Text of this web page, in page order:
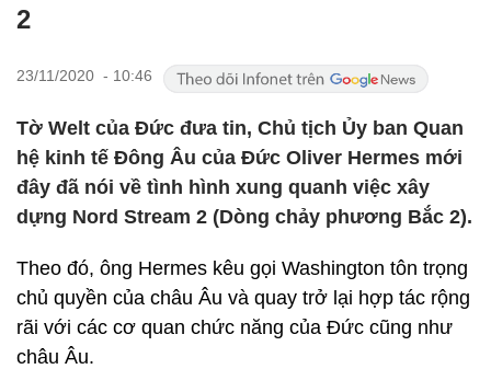
2
23/11/2020 - 10:46
Tờ Welt của Đức đưa tin, Chủ tịch Ủy ban Quan
hệ kinh tế Đông Âu của Đức Oliver Hermes mới
đây đã nói về tình hình xung quanh việc xây
dựng Nord Stream 2 (Dòng chảy phương Bắc 2).
Theo đó, ông Hermes kêu gọi Washington tôn trọng
chủ quyền của châu Âu và quay trở lại hợp tác rộng
rãi với các cơ quan chức năng của Đức cũng như
châu Âu.